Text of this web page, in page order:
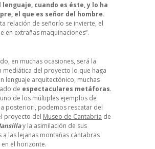
lenguaje, cuando es éste, y lo ha
el que es señor del hombre.
relación de señorío se invierte, el
en extrañas maquinaciones”.
en muchas ocasiones, será la
mediática del proyecto lo que haga
lenguaje arquitectónico, muchas
de espectaculares metáforas.
de los múltiples ejemplos de
posteriori, podemos rescatar del
proyecto del Museo de Cantabria de
y la asimilación de sus
a las lejanas montañas cántabras
en el horizonte.